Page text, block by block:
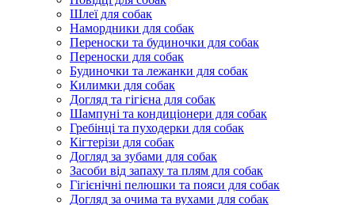
Шлеї для собак
Намордники для собак
Переноски та будиночки для собак
Переноски для собак
Будиночки та лежанки для собак
Килимки для собак
Догляд та гігієна для собак
Шампуні та кондиціонери для собак
Гребінці та пуходерки для собак
Кігтерізи для собак
Догляд за зубами для собак
Засоби від запаху та плям для собак
Гігієнічні пелюшки та пояси для собак
Догляд за очима та вухами для собак